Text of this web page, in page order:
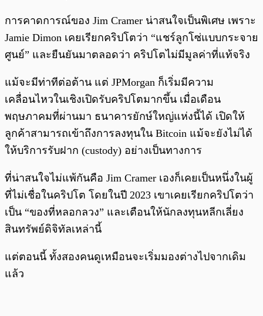
การคาดการณ์ของ Jim Cramer น่าสนใจเป็นพิเศษ เพราะ
Jamie Dimon เคยเรียกคริปโตว่า “แชร์ลูกโซ่แบบกระจาย
ศูนย์” และยืนยันมาตลอดว่า คริปโตไม่มีมูลค่าที่แท้จริง
แม้จะมีท่าทีต่อต้าน แต่ JPMorgan ก็เริ่มมีความ
เคลื่อนไหวในเชิงเปิดรับคริปโตมากขึ้น เมื่อเดือน
พฤษภาคมที่ผ่านมา ธนาคารยักษ์ใหญ่แห่งนี้ได้ เปิดให้
ลูกค้าสามารถเข้าถึงการลงทุนใน Bitcoin แม้จะยังไม่ได้
ให้บริการรับฝาก (custody) อย่างเป็นทางการ
ที่น่าสนใจไม่แพ้กันคือ Jim Cramer เองก็เคยเป็นหนึ่งในผู้
ที่ไม่เชื่อในคริปโต โดยในปี 2023 เขาเคยเรียกคริปโตว่า
เป็น “ของที่หลอกลวง” และเตือนให้นักลงทุนหลีกเลี่ยง
สินทรัพย์ดิจิทัลเหล่านี้
แต่ตอนนี้ ทั้งสองคนดูเหมือนจะเริ่มมองต่างไปจากเดิม
แล้ว